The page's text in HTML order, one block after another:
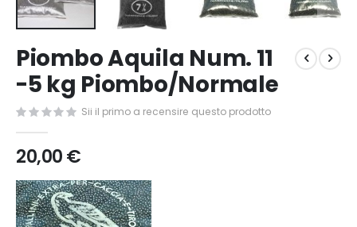
all'inizio
della
galleria
di
immagini
Piombo Aquila Num. 11
-5 kg Piombo/Normale
Sii il primo a recensire questo prodotto
20,00 €